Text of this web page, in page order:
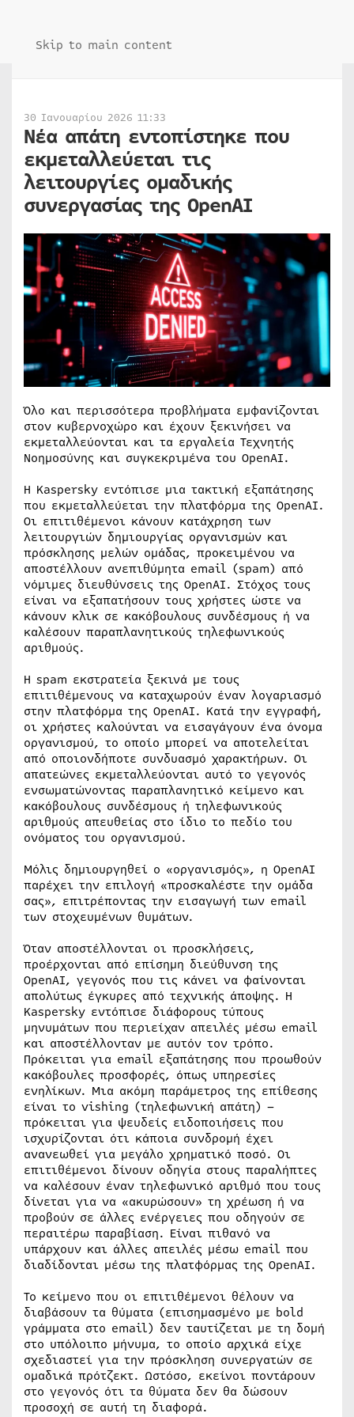
Skip to main content
30 Ιανουαρίου 2026 11:33
Νέα απάτη εντοπίστηκε που
εκμεταλλεύεται τις
λειτουργίες ομαδικής
συνεργασίας της OpenAI
Όλο και περισσότερα προβλήματα εμφανίζονται
στον κυβερνοχώρο και έχουν ξεκινήσει να
εκμεταλλεύονται και τα εργαλεία Τεχνητής
Νοημοσύνης και συγκεκριμένα του OpenAI.
Η Kaspersky εντόπισε μια τακτική εξαπάτησης
που εκμεταλλεύεται την πλατφόρμα της OpenAI.
Οι επιτιθέμενοι κάνουν κατάχρηση των
λειτουργιών δημιουργίας οργανισμών και
πρόσκλησης μελών ομάδας, προκειμένου να
αποστέλλουν ανεπιθύμητα email (spam) από
νόμιμες διευθύνσεις της OpenAI. Στόχος τους
είναι να εξαπατήσουν τους χρήστες ώστε να
κάνουν κλικ σε κακόβουλους συνδέσμους ή να
καλέσουν παραπλανητικούς τηλεφωνικούς
αριθμούς.
Η spam εκστρατεία ξεκινά με τους
επιτιθέμενους να καταχωρούν έναν λογαριασμό
στην πλατφόρμα της OpenAI. Κατά την εγγραφή,
οι χρήστες καλούνται να εισαγάγουν ένα όνομα
οργανισμού, το οποίο μπορεί να αποτελείται
από οποιονδήποτε συνδυασμό χαρακτήρων. Οι
απατεώνες εκμεταλλεύονται αυτό το γεγονός
ενσωματώνοντας παραπλανητικό κείμενο και
κακόβουλους συνδέσμους ή τηλεφωνικούς
αριθμούς απευθείας στο ίδιο το πεδίο του
ονόματος του οργανισμού.
Μόλις δημιουργηθεί ο «οργανισμός», η OpenAI
παρέχει την επιλογή «προσκαλέστε την ομάδα
σας», επιτρέποντας την εισαγωγή των email
των στοχευμένων θυμάτων.
Όταν αποστέλλονται οι προσκλήσεις,
προέρχονται από επίσημη διεύθυνση της
OpenAI, γεγονός που τις κάνει να φαίνονται
απολύτως έγκυρες από τεχνικής άποψης. Η
Kaspersky εντόπισε διάφορους τύπους
μηνυμάτων που περιείχαν απειλές μέσω email
και αποστέλλονταν με αυτόν τον τρόπο.
Πρόκειται για email εξαπάτησης που προωθούν
κακόβουλες προσφορές, όπως υπηρεσίες
ενηλίκων. Μια ακόμη παράμετρος της επίθεσης
είναι το vishing (τηλεφωνική απάτη) –
πρόκειται για ψευδείς ειδοποιήσεις που
ισχυρίζονται ότι κάποια συνδρομή έχει
ανανεωθεί για μεγάλο χρηματικό ποσό. Οι
επιτιθέμενοι δίνουν οδηγία στους παραλήπτες
να καλέσουν έναν τηλεφωνικό αριθμό που τους
δίνεται για να «ακυρώσουν» τη χρέωση ή να
προβούν σε άλλες ενέργειες που οδηγούν σε
περαιτέρω παραβίαση. Είναι πιθανό να
υπάρχουν και άλλες απειλές μέσω email που
διαδίδονται μέσω της πλατφόρμας της OpenAI.
Το κείμενο που οι επιτιθέμενοι θέλουν να
διαβάσουν τα θύματα (επισημασμένο με bold
γράμματα στο email) δεν ταυτίζεται με τη δομή
στο υπόλοιπο μήνυμα, το οποίο αρχικά είχε
σχεδιαστεί για την πρόσκληση συνεργατών σε
ομαδικά πρότζεκτ. Ωστόσο, εκείνοι ποντάρουν
στο γεγονός ότι τα θύματα δεν θα δώσουν
προσοχή σε αυτή τη διαφορά.